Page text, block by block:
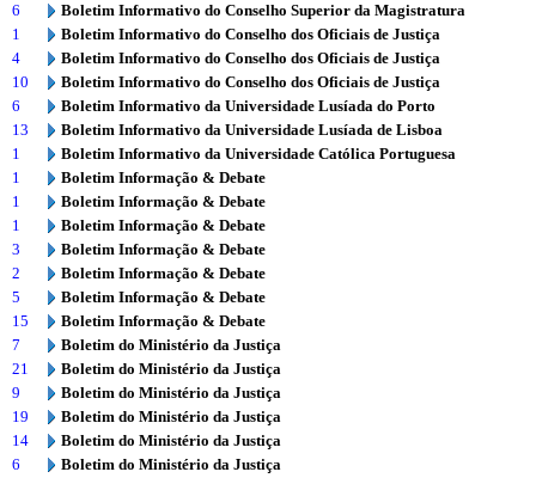
6
Boletim Informativo do Conselho Superior da Magistratura
1
Boletim Informativo do Conselho dos Oficiais de Justiça
4
Boletim Informativo do Conselho dos Oficiais de Justiça
10
Boletim Informativo do Conselho dos Oficiais de Justiça
6
Boletim Informativo da Universidade Lusíada do Porto
13
Boletim Informativo da Universidade Lusíada de Lisboa
1
Boletim Informativo da Universidade Católica Portuguesa
1
Boletim Informação & Debate
1
Boletim Informação & Debate
1
Boletim Informação & Debate
3
Boletim Informação & Debate
2
Boletim Informação & Debate
5
Boletim Informação & Debate
15
Boletim Informação & Debate
7
Boletim do Ministério da Justiça
21
Boletim do Ministério da Justiça
9
Boletim do Ministério da Justiça
19
Boletim do Ministério da Justiça
14
Boletim do Ministério da Justiça
6
Boletim do Ministério da Justiça